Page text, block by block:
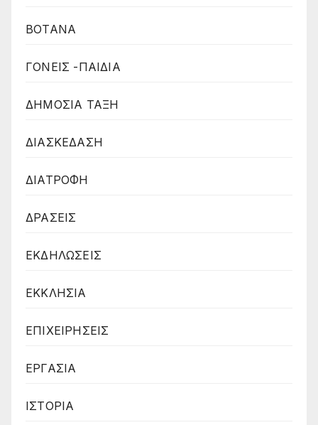
ΒΟΤΑΝΑ
ΓΟΝΕΙΣ -ΠΑΙΔΙΑ
ΔΗΜΟΣΙΑ ΤΑΞΗ
ΔΙΑΣΚΕΔΑΣΗ
ΔΙΑΤΡΟΦΗ
ΔΡΑΣΕΙΣ
ΕΚΔΗΛΩΣΕΙΣ
ΕΚΚΛΗΣΙΑ
ΕΠΙΧΕΙΡΗΣΕΙΣ
ΕΡΓΑΣΙΑ
ΙΣΤΟΡΙΑ